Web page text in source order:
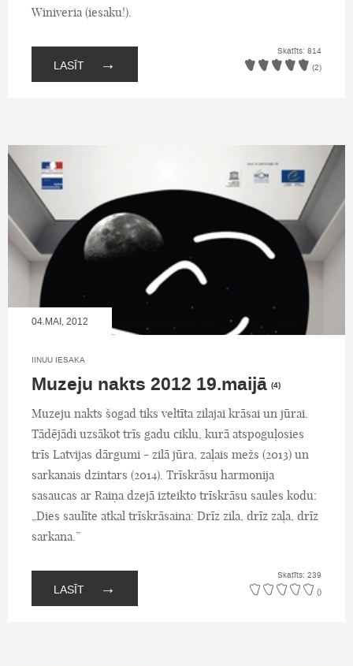
Winiveria (iesaku!).
LASĪT →
Skatīts: 814
(2)
04.MAI, 2012
IINUU IESAKA
Muzeju nakts 2012 19.maijā (4)
Muzeju nakts šogad tiks veltīta zilajai krāsai un jūrai.
Tādējādi uzsākot trīs gadu ciklu, kurā atspoguļosies
trīs Latvijas dārgumi - zilā jūra, zaļais mežs (2013) un
sarkanais dzintars (2014). Trīskrāsu harmonija
sasaucas ar Raiņa dzejā izteikto trīskrāsu saules kodu:
„Dies saulīte atkal trīskrāsaina: Drīz zila, drīz zaļa, drīz
sarkana.”
LASĪT →
Skatīts: 239
()